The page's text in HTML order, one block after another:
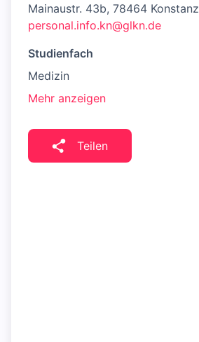
Mainaustr. 43b, 78464 Konstanz
personal.info.kn@glkn.de
Studienfach
Medizin
Mehr anzeigen
Teilen